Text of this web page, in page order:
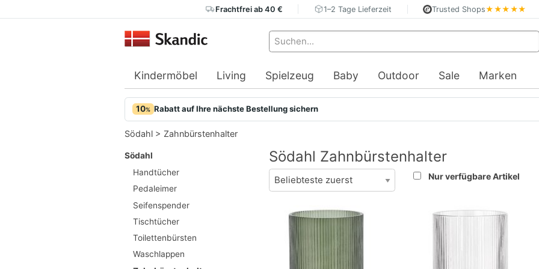
Frachtfrei ab 40 € 1–2 Tage Lieferzeit Trusted Shops★★★★★
Kindermöbel Living Spielzeug Baby Outdoor Sale Marken
10% Rabatt auf Ihre nächste Bestellung sichern
Södahl > Zahnbürstenhalter
Södahl
Handtücher
Pedaleimer
Seifenspender
Tischtücher
Toilettenbürsten
Waschlappen
Södahl Zahnbürstenhalter
Nur verfügbare Artikel